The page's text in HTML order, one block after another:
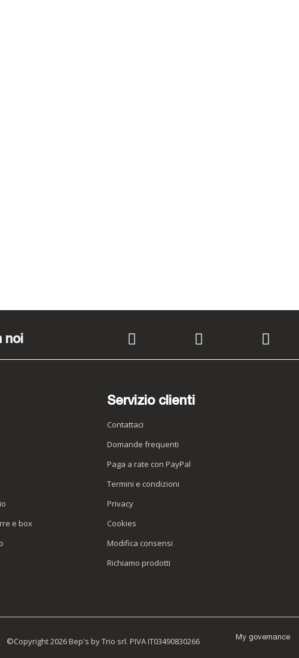
noi
e box
Servizio clienti
Contattaci
Domande frequenti
Paga a rate con PayPal
Termini e condizioni
Privacy
Cookies
Modifica consensi
Richiamo prodotti
My governance
©Copyright 2026 Bep's by Trio srl. PIVA IT03490830266